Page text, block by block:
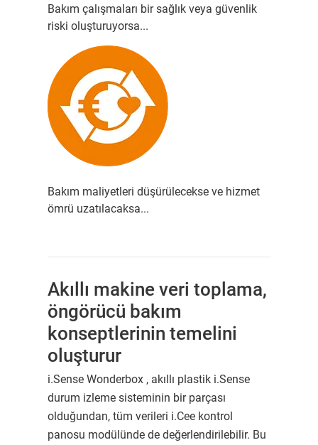
Bakım çalışmaları bir sağlık veya güvenlik
riski oluşturuyorsa...
Bakım maliyetleri düşürülecekse ve hizmet
ömrü uzatılacaksa...
Akıllı makine veri toplama,
öngörücü bakım
konseptlerinin temelini
oluşturur
i.Sense Wonderbox , akıllı plastik i.Sense
durum izleme sisteminin bir parçası
olduğundan, tüm verileri i.Cee kontrol
panosu modülünde de değerlendirilebilir. Bu